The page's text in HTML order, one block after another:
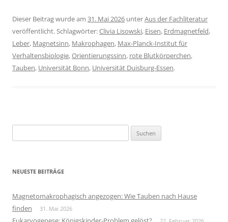
Dieser Beitrag wurde am 31. Mai 2026 unterAus der Fachliteratur
veröffentlicht. Schlagwörter:Clivia Lisowski, Eisen, Erdmagnetfeld,
Leber, Magnetsinn, Makrophagen, Max-Planck-Institut für
Verhaltensbiologie,Orientierungssinn, rote Blutkörperchen,
Tauben, Universität Bonn, Universität Duisburg-Essen.
nach:
NEUESTE BEITRÄGE
Magnetomakrophagisch angezogen: Wie Tauben nach Hause
finden
31. Mai 2026